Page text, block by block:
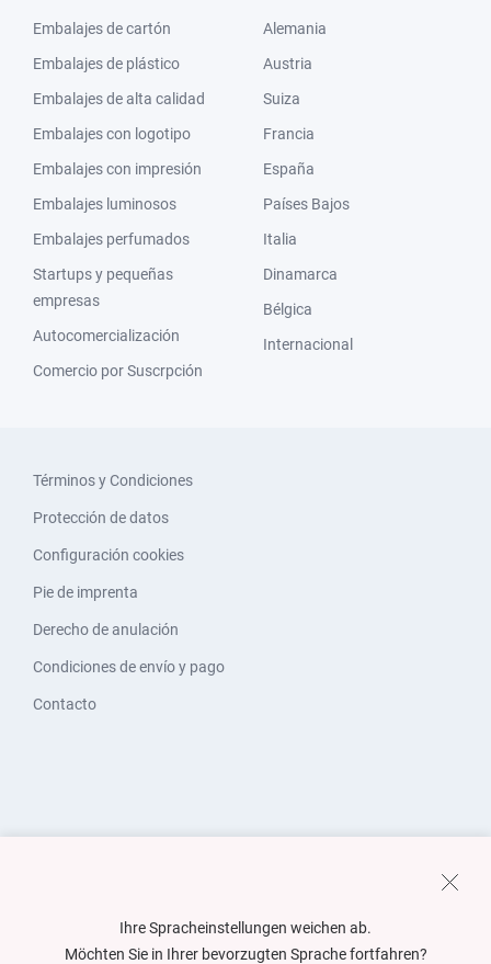
Embalajes de cartón
Embalajes de plástico
Embalajes de alta calidad
Embalajes con logotipo
Embalajes con impresión
Embalajes luminosos
Embalajes perfumados
Startups y pequeñas
empresas
Autocomercialización
Comercio por Suscrpción
Alemania
Austria
Suiza
Francia
España
Países Bajos
Italia
Dinamarca
Bélgica
Internacional
Términos y Condiciones
Protección de datos
Configuración cookies
Pie de imprenta
Derecho de anulación
Condiciones de envío y pago
Contacto
Ihre Spracheinstellungen weichen ab.
Möchten Sie in Ihrer bevorzugten Sprache fortfahren?